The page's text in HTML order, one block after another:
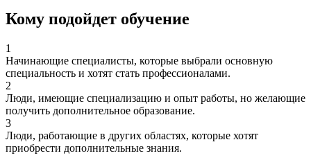
Кому подойдет обучение
1
Начинающие специалисты, которые выбрали основную
специальность и хотят стать профессионалами.
2
Люди, имеющие специализацию и опыт работы, но желающие
получить дополнительное образование.
3
Люди, работающие в других областях, которые хотят
приобрести дополнительные знания.